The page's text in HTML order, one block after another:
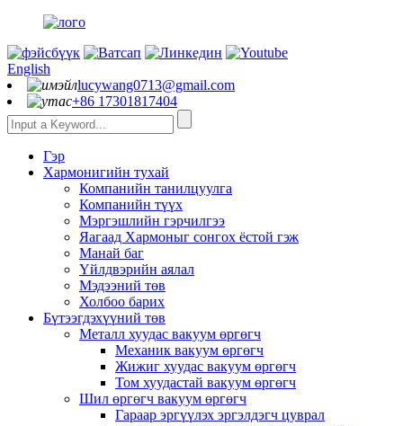
English
lucywang0713@gmail.com
+86 17301817404
Гэр
Хармонигийн тухай
Компанийн танилцуулга
Компанийн түүх
Мэргэшлийн гэрчилгээ
Яагаад Хармоныг сонгох ёстой гэж
Манай баг
Үйлдвэрийн аялал
Мэдээний төв
Холбоо барих
Бүтээгдэхүүний төв
Металл хуудас вакуум өргөгч
Механик вакуум өргөгч
Жижиг хуудас вакуум өргөгч
Том хуудастай вакуум өргөгч
Шил өргөгч вакуум өргөгч
Гараар эргүүлэх эргэлдэгч цуврал